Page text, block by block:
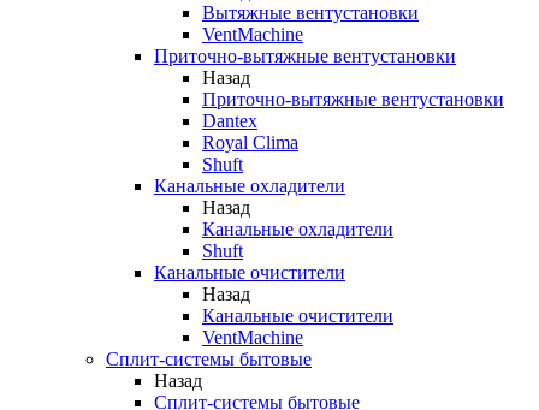
Вытяжные вентустановки
VentMachine
Приточно-вытяжные вентустановки
Назад
Приточно-вытяжные вентустановки
Dantex
Royal Clima
Shuft
Канальные охладители
Назад
Канальные охладители
Shuft
Канальные очистители
Назад
Канальные очистители
VentMachine
Сплит-системы бытовые
Назад
Сплит-системы бытовые